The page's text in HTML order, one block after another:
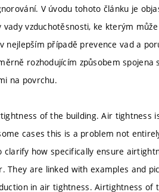
V úvodu tohoto článku je
vzduchotěsnosti, ke kterým
nejlepším případě prevence vad a
rozhodujícím způsobem
na povrchu.
of the building. Air tightness
cases this is a problem not
how specifically ensure
are linked with examples and
in air tightness. Airtightness of